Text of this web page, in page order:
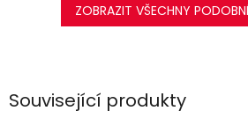
Související produkty
ZOBRAZIT VŠECHNY